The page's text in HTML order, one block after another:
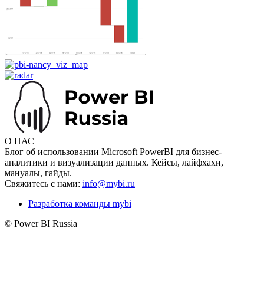
О НАС
Блог об использовании Microsoft PowerBI для бизнес-
аналитики и визуализации данных. Кейсы, лайфхахи,
мануалы, гайды.
Свяжитесь с нами: info@mybi.ru
Разработка команды mybi
© Power BI Russia